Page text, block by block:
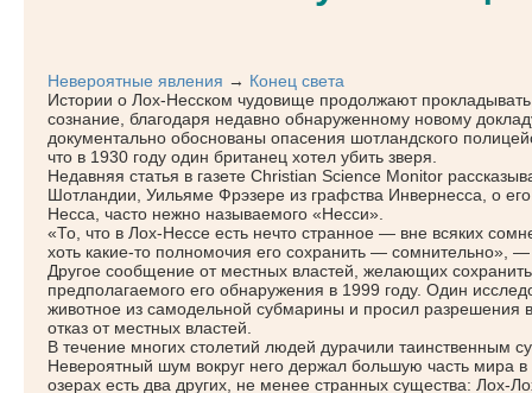
Невероятные явления → Конец света
Истории о Лох-Несском чудовище продолжают
сознание, благодаря недавно обнаруженному новому
документально обоснованы опасения шотландского
что в 1930 году один британец хотел убить зверя.
Недавняя статья в газете Christian Science Monitor
Шотландии, Уильяме Фрэзере из графства Инвернесса, о
Несса, часто нежно называемого «Несси».
«То , что в Лох-Нессе есть нечто странное — вне всяких
хоть какие-то полномочия его сохранить — сомнительно»,
Другое сообщение от местных властей, желающих
предполагаемого его обнаружения в 1999 году. Один
животное из самодельной субмарины и просил разрешения
отказ от местных властей.
В течение многих столетий людей дурачили таинственным
Невероятный шум вокруг него держал большую часть мира
озерах есть два других, не менее странных существа: Лох-